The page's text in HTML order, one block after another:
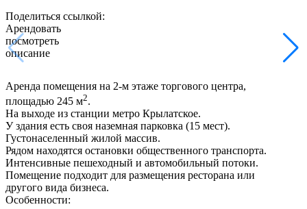
Поделиться ссылкой:
Арендовать
посмотреть
описание
Аренда помещения на 2-м этаже торгового центра,
площадью 245 м2.
На выходе из станции метро Крылатское.
У здания есть своя наземная парковка (15 мест).
Густонаселенный жилой массив.
Рядом находятся остановки общественного транспорта.
Интенсивные пешеходный и автомобильный потоки.
Помещение подходит для размещения ресторана или
другого вида бизнеса.
Особенности: